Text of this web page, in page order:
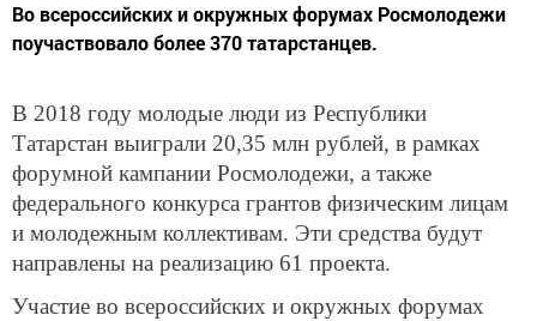
Во всероссийских и окружных форумах Росмолодежи
поучаствовало более 370 татарстанцев.
В 2018 году молодые люди из Республики
Татарстан выиграли 20,35 млн рублей, в рамках
форумной кампании Росмолодежи, а также
федерального конкурса грантов физическим лицам
и молодежным коллективам. Эти средства будут
направлены на реализацию 61 проекта.
Участие во всероссийских и окружных форумах